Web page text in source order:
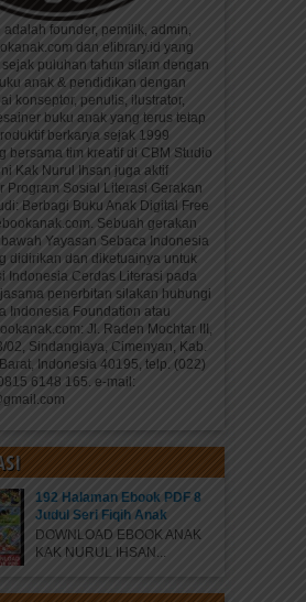
adalah founder, pemilik, admin,
dan elibrary.id yang
puluhan tahun silam dengan
anak & pendidikan dengan
konseptor, penulis, ilustrator,
buku anak yang terus tetap
berkarya sejak 1999
bersama tim kreatif di CBM Studio
Kak Nurul Ihsan juga aktif
Program Sosial Literasi Gerakan
Berbagi Buku Anak Digital Free
Sebuah gerakan
Yayasan Sebaca Indonesia
didirikan dan diketuainya untuk
Indonesia Cerdas Literasi pada
penerbitan silakan hubungi
Indonesia Foundation atau
Jl. Raden Mochtar III,
02, Sindanglaya, Cimenyan, Kab.
Indonesia 40195, telp. (022)
6148 165. e-mail:
192 Halaman Ebook PDF 8
Judul Seri Fiqih Anak
DOWNLOAD EBOOK ANAK
KAK NURUL IHSAN...